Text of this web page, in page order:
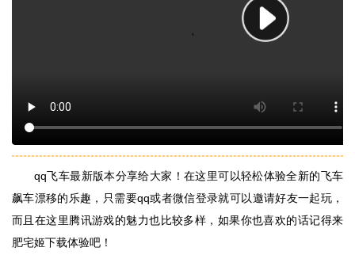
qq飞车最新版本分享给大家！在这里可以轻松体验全新的飞车
飙车漂移的乐趣，只需要qq或者微信登录就可以邀请好友一起玩，
而且在这里腾讯游戏的魅力也比较多样，如果你也喜欢的话记得来
肥宅姬下载体验吧！